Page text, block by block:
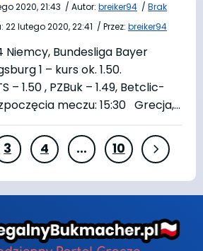
2020, 21:43 / Autor: breiker94 / Brak
22 lutego 2020, 22:41 / Przez: breiker94
Niemcy, Bundesliga Bayer
1 – kurs ok. 1.50.
– 1.50 , PZBuk – 1.49, Betclic-
meczu: 15:30 Grecja,…
3 4 … 10